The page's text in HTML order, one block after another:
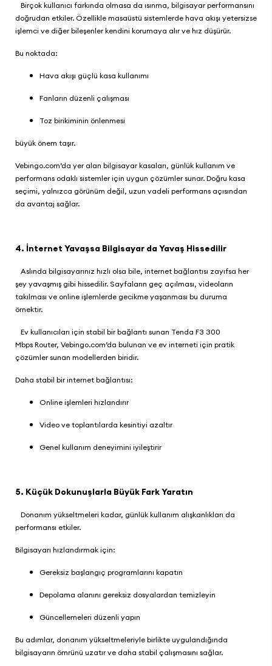
Birçok kullanıcı farkında olmasa da ısınma, bilgisayar performansını
doğrudan etkiler. Özellikle masaüstü sistemlerde hava akışı yetersizse
işlemci ve diğer bileşenler kendini korumaya alır ve hız düşürür.
Bu noktada:
Hava akışı güçlü kasa kullanımı
Fanların düzenli çalışması
Toz birikiminin önlenmesi
büyük önem taşır.
Vebingo.com’da yer alan bilgisayar kasaları, günlük kullanım ve
performans odaklı sistemler için uygun çözümler sunar. Doğru kasa
seçimi, yalnızca görünüm değil, uzun vadeli performans açısından
da avantaj sağlar.
4. İnternet Yavaşsa Bilgisayar da Yavaş Hissedilir
Aslında bilgisayarınız hızlı olsa bile, internet bağlantısı zayıfsa her
şey yavaşmış gibi hissedilir. Sayfaların geç açılması, videoların
takılması ve online işlemlerde gecikme yaşanması bu duruma
örnektir.
Ev kullanıcıları için stabil bir bağlantı sunan Tenda F3 300
Mbps Router, Vebingo.com’da bulunan ve ev interneti için pratik
çözümler sunan modellerden biridir.
Daha stabil bir internet bağlantısı:
Online işlemleri hızlandırır
Video ve toplantılarda kesintiyi azaltır
Genel kullanım deneyimini iyileştirir
5. Küçük Dokunuşlarla Büyük Fark Yaratın
Donanım yükseltmeleri kadar, günlük kullanım alışkanlıkları da
performansı etkiler.
Bilgisayarı hızlandırmak için:
Gereksiz başlangıç programlarını kapatın
Depolama alanını gereksiz dosyalardan temizleyin
Güncellemeleri düzenli yapın
Bu adımlar, donanım yükseltmeleriyle birlikte uygulandığında
bilgisayarın ömrünü uzatır ve daha stabil çalışmasını sağlar.